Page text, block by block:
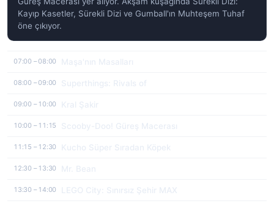
Kayıp Kasetler, Sürekli Dizi ve Gumball'ın Muhteşem Tuhaf
öne çıkıyor.
07:00 – 08:00
08:00 – 09:00
09:00 – 10:00
10:00 – 11:15
11:15 – 12:30
12:30 – 13:30
13:30 – 14:00